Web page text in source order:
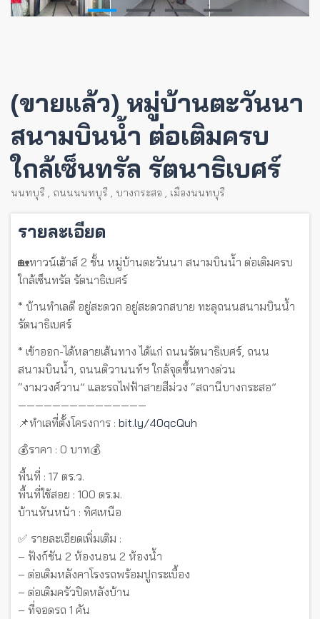
(ขายแล้ว) หมู่บ้านตะวันนา
สนามบินน้ำ ต่อเติมครบ
ใกล้เซ็นทรัล รัตนาธิเบศร์
นนทบุรี , ถนนนนทบุรี , บางกระสอ , เมืองนนทบุรี
รายละเอียด
🏡ทาวน์เฮ้าส์ 2 ชั้น หมู่บ้านตะวันนา สนามบินน้ำ ต่อเติมครบ
ใกล้เซ็นทรัล รัตนาธิเบศร์
* บ้านทำเลดี อยู่สะดวก อยู่สะดวกสบาย ทะลุถนนสนามบินน้ำ
รัตนาธิเบศร์
* เข้าออก-ได้หลายเส้นทาง ได้แก่ ถนนรัตนาธิเบศร์, ถนน
สนามบินน้ำ, ถนนติวานนท์ฯ ใกล้จุดขึ้นทางด่วน
“งามวงศ์วาน” และรถไฟฟ้าสายสีม่วง “สถานีบางกระสอ”
———————————————
📌ทำเลที่ตั้งโครงการ : bit.ly/40qcQuh
💰ราคา : 0 บาท💰
พื้นที่ : 17 ตร.ว.
พื้นที่ใช้สอย : 100 ตร.ม.
บ้านหันหน้า : ทิศเหนือ
✅ รายละเอียดเพิ่มเติม :
– ฟังก์ชัน 2 ห้องนอน 2 ห้องน้ำ
– ต่อเติมหลังคาโรงรถพร้อมปูกระเบื้อง
– ต่อเติมครัวปิดหลังบ้าน
– ที่จอดรถ 1 คัน